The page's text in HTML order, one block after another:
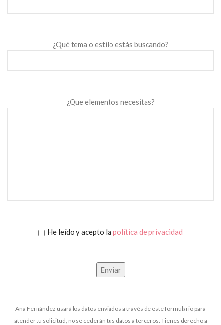
¿Qué tema o estilo estás buscando?
¿Que elementos necesitas?
He leído y acepto la política de privacidad
Ana Fernández usará los datos enviados a través de este formulario para
atender tu solicitud, no se cederán tus datos a terceros. Tienes derecho a